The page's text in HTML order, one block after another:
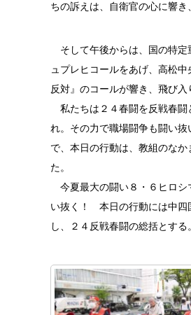
ちの訴えは、自衛官の心に響き
そして午後からは、国の特定
ュプレヒコールをあげ、高松
反対』のコールが響き、飛び入
私たちは２４春闘を反戦春闘
れ。その力で職場闘争も闘い
で、本日の行動は、教組のな
た。
今夏最大の闘い８・６ヒロシ
い抜く！ 本日の行動には中四
し、２４反戦春闘の総括とす